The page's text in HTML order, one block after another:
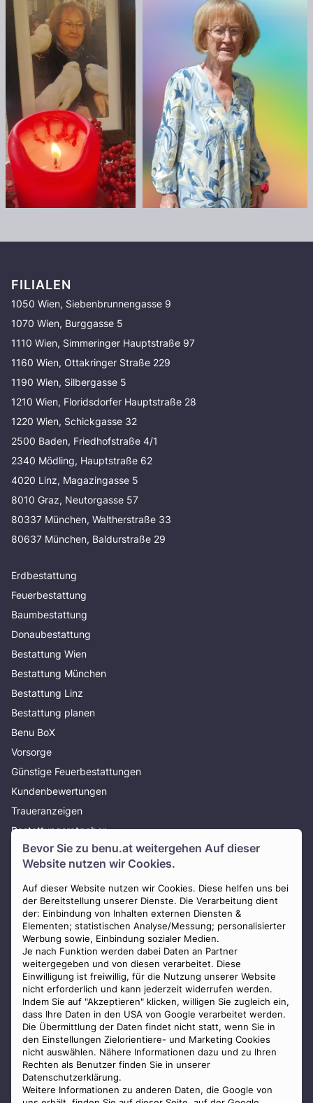
Bevor Sie zu benu.at weitergehen Auf dieser
Website nutzen wir Cookies.
Auf dieser Website nutzen wir Cookies. Diese helfen uns bei
der Bereitstellung unserer Dienste. Die Verarbeitung dient
der: Einbindung von Inhalten externen Diensten &
Elementen; statistischen Analyse/Messung; personalisierter
Werbung sowie, Einbindung sozialer Medien.
Je nach Funktion werden dabei Daten an Partner
weitergegeben und von diesen verarbeitet. Diese
Einwilligung ist freiwillig, für die Nutzung unserer Website
nicht erforderlich und kann jederzeit widerrufen werden.
Indem Sie auf "Akzeptieren" klicken, willigen Sie zugleich ein,
dass Ihre Daten in den USA von Google verarbeitet werden.
Die Übermittlung der Daten findet nicht statt, wenn Sie in
den Einstellungen Zielorientiere- und Marketing Cookies
nicht auswählen. Nähere Informationen dazu und zu Ihren
Rechten als Benutzer finden Sie in unserer
Datenschutzerklärung.
Weitere Informationen zu anderen Daten, die Google von
FILIALEN
1050 Wien, Siebenbrunnengasse 9
1070 Wien, Burggasse 5
1110 Wien, Simmeringer Hauptstraße 97
1160 Wien, Ottakringer Straße 229
1190 Wien, Silbergasse 5
1210 Wien, Floridsdorfer Hauptstraße 28
1220 Wien, Schickgasse 32
2500 Baden, Friedhofstraße 4/1
2340 Mödling, Hauptstraße 62
4020 Linz, Magazingasse 5
8010 Graz, Neutorgasse 57
80337 München, Waltherstraße 33
80637 München, Baldurstraße 29
Erdbestattung
Feuerbestattung
Baumbestattung
Donaubestattung
Bestattung Wien
Bestattung München
Bestattung Linz
Bestattung planen
Benu BoX
Vorsorge
Günstige Feuerbestattungen
Kundenbewertungen
Traueranzeigen
Bestattungsratgeber
Über uns
Presse
AGB
Impressum
Datenschutz
Widerrufsbelehrung
Zahlungsmöglichkeiten
Staatlich geprüfter